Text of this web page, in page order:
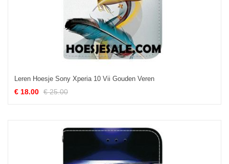
Leren Hoesje Sony Xperia 10 Vii Gouden Veren
€ 18.00 € 25.00